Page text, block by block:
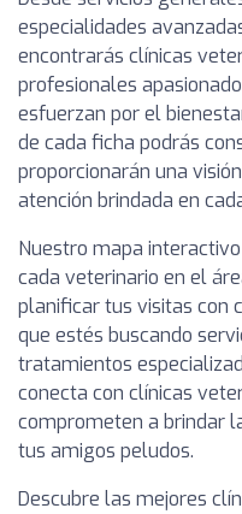
especialidades
encontrarás clínicas
profesionales
esfuerzan por el
de cada ficha podrás
proporcionarán una
atención brindada en
Nuestro mapa
cada veterinario en el
planificar tus visitas con
que estés buscando
tratamientos
conecta con clínicas
comprometen a brindar
tus amigos peludos.
Descubre las mejores